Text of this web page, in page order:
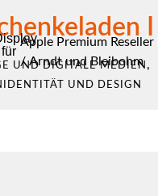
I
für
Apple Premium
/Arndt und Bleibohm
UND DIGITALE MEDIEN ,
UND DESIGN